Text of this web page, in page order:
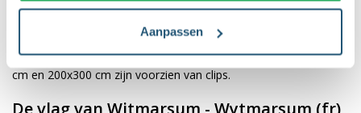
Aanpassen
voorzien van verschillende bevestigingsmogelijkheden. De
vlaggen van 40x60 cm, 70x100 cm en 100x150 cm zijn uitgerust
met een koord en lusje, terwijl de grotere maten van 150x225
cm en 200x300 cm zijn voorzien van clips.